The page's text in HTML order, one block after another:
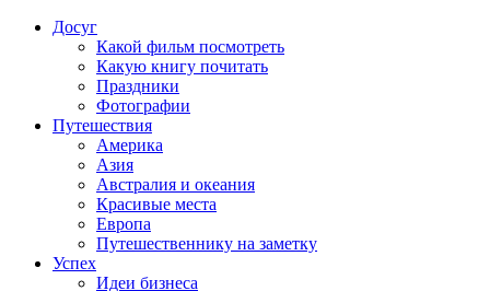
Досуг
Какой фильм посмотреть
Какую книгу почитать
Праздники
Фотографии
Путешествия
Америка
Азия
Австралия и океания
Красивые места
Европа
Путешественнику на заметку
Успех
Идеи бизнеса